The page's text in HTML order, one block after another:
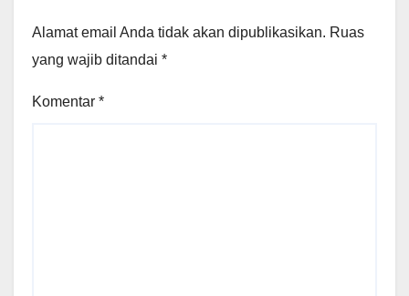
Alamat email Anda tidak akan dipublikasikan. Ruas
yang wajib ditandai *
Komentar *